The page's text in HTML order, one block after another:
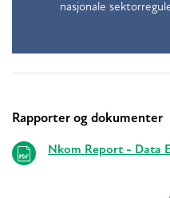
nasjonale
Relaterte
Rapporter og dokumenter
Nkom Report - Data